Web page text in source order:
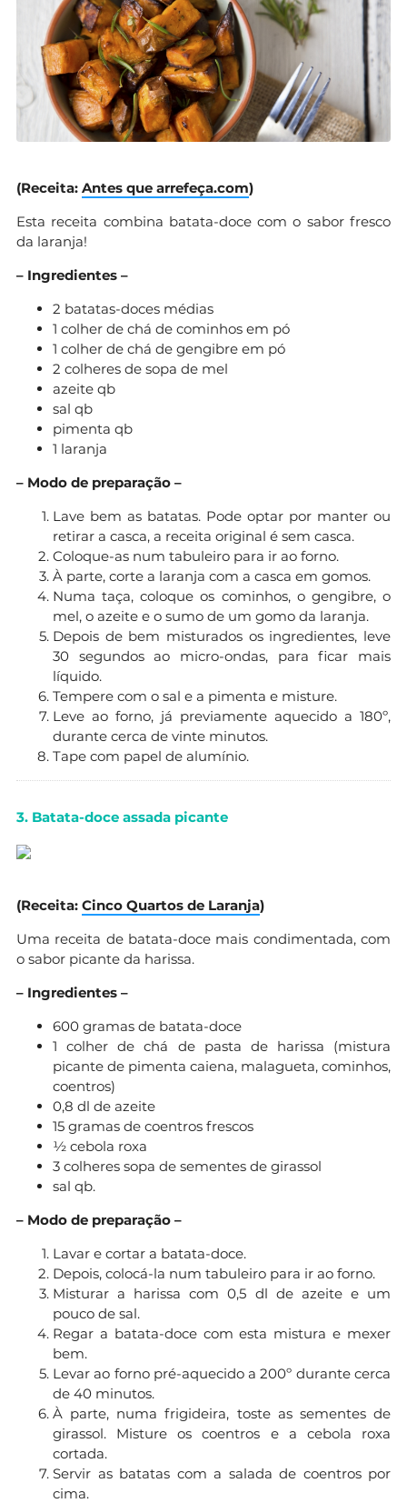
(Receita: Antes que arrefeça.com)
Esta receita combina batata-doce com o sabor fresco
da laranja!
– Ingredientes –
2 batatas-doces médias
1 colher de chá de cominhos em pó
1 colher de chá de gengibre em pó
2 colheres de sopa de mel
azeite qb
sal qb
pimenta qb
1 laranja
– Modo de preparação –
Lave bem as batatas. Pode optar por manter ou
retirar a casca, a receita original é sem casca.
Coloque-as num tabuleiro para ir ao forno.
À parte, corte a laranja com a casca em gomos.
Numa taça, coloque os cominhos, o gengibre, o
mel, o azeite e o sumo de um gomo da laranja.
Depois de bem misturados os ingredientes, leve
30 segundos ao micro-ondas, para ficar mais
líquido.
Tempere com o sal e a pimenta e misture.
Leve ao forno, já previamente aquecido a 180º,
durante cerca de vinte minutos.
Tape com papel de alumínio.
3. Batata-doce assada picante
(Receita: Cinco Quartos de Laranja)
Uma receita de batata-doce mais condimentada, com
o sabor picante da harissa.
– Ingredientes –
600 gramas de batata-doce
1 colher de chá de pasta de harissa (mistura
picante de pimenta caiena, malagueta, cominhos,
coentros)
0,8 dl de azeite
15 gramas de coentros frescos
½ cebola roxa
3 colheres sopa de sementes de girassol
sal qb.
– Modo de preparação –
Lavar e cortar a batata-doce.
Depois, colocá-la num tabuleiro para ir ao forno.
Misturar a harissa com 0,5 dl de azeite e um
pouco de sal.
Regar a batata-doce com esta mistura e mexer
bem.
Levar ao forno pré-aquecido a 200º durante cerca
de 40 minutos.
À parte, numa frigideira, toste as sementes de
girassol. Misture os coentros e a cebola roxa
cortada.
Servir as batatas com a salada de coentros por
cima.